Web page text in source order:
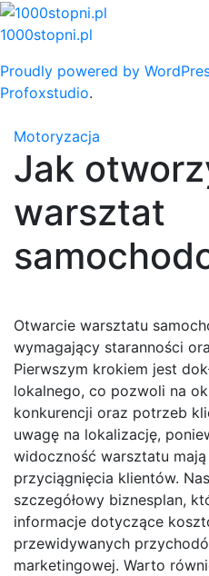
Skip
to
1000stopni.pl
Proudly powered by
Profoxstudio.
Motoryzacja
Jak
warsztat
Otwarcie warsztatu
wymagający staranności
Pierwszym krokiem jest
lokalnego, co pozwoli na
konkurencji oraz potrzeb
uwagę na lokalizację,
widoczność warsztatu
przyciągnięcia klientów.
szczegółowy biznesplan,
informacje dotyczące
przewidywanych
marketingowej. Warto